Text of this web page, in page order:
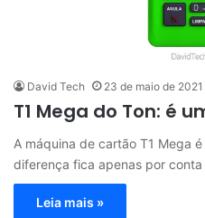
David Tech 23 de maio de 2021
T1 Mega do Ton: é
A máquina de cartão T1 Mega
diferença fica apenas por
Leia mais »